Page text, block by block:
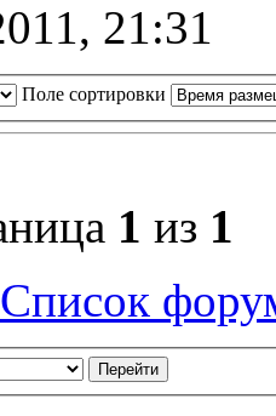
21:31
Поле сортировки
1 из 1